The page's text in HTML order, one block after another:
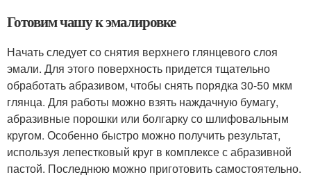
Готовим чашу к эмалировке
Начать следует со снятия верхнего глянцевого слоя
эмали. Для этого поверхность придется тщательно
обработать абразивом, чтобы снять порядка 30-50 мкм
глянца. Для работы можно взять наждачную бумагу,
абразивные порошки или болгарку со шлифовальным
кругом. Особенно быстро можно получить результат,
используя лепестковый круг в комплексе с абразивной
пастой. Последнюю можно приготовить самостоятельно.